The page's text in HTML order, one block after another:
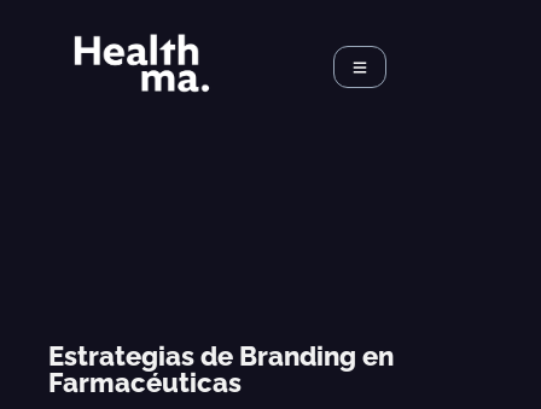
Estrategias de Branding en
Farmacéuticas